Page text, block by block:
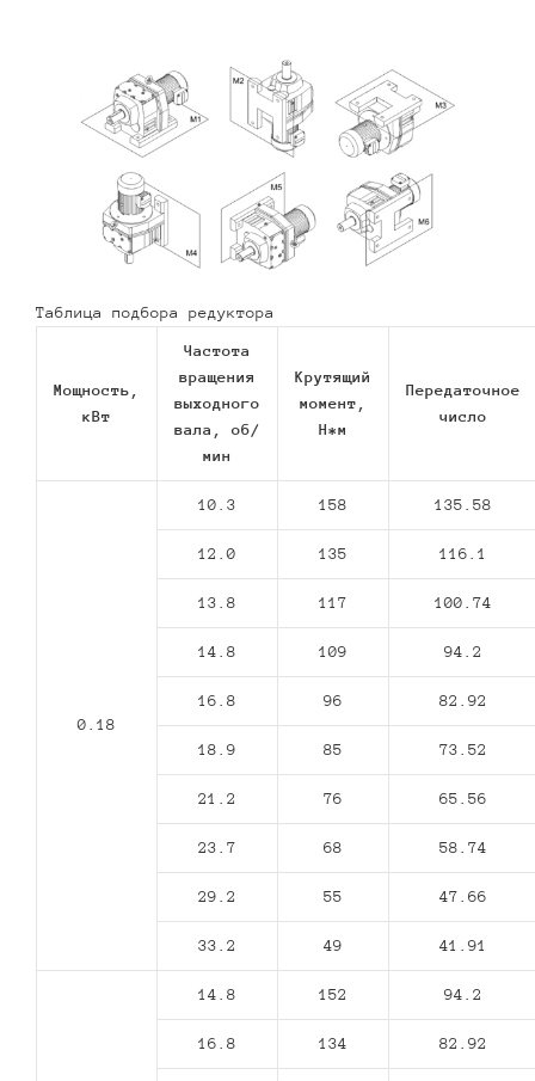
Таблица подбора редуктора
Мощность,
кВт
Частота
вращения
выходного
вала, об/
мин
Крутящий
момент,
Н*м
Передаточное
число
0.18
10.3 158 135.58
12.0 135 116.1
13.8 117 100.74
14.8 109 94.2
16.8 96 82.92
18.9 85 73.52
21.2 76 65.56
23.7 68 58.74
29.2 55 47.66
33.2 49 41.91
14.8 152 94.2
16.8 134 82.92